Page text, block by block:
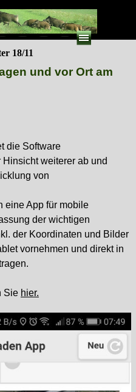
überspringen
18/11
und vor Ort am
die Software
weiterer ab und
von
eine App für mobile
der wichtigen
der Koordinaten und Bilder
vornehmen und direkt in
Sie hier.